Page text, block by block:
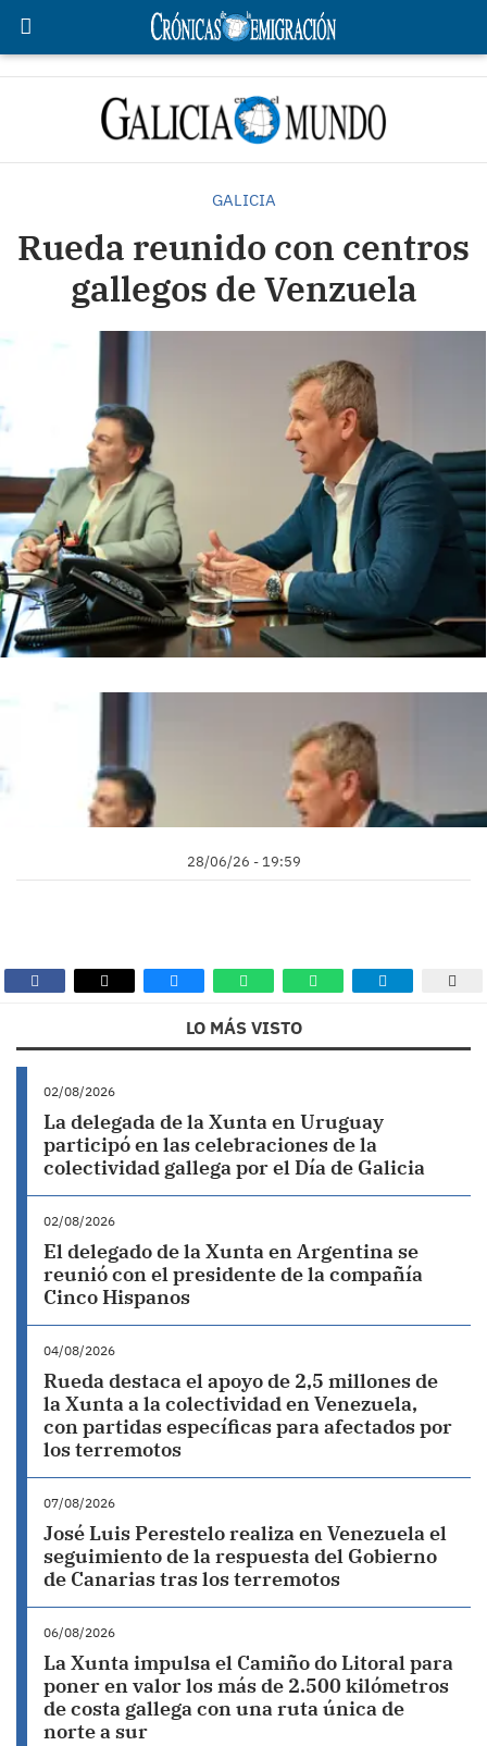
GALICIA
Rueda reunido con centros
gallegos de Venzuela
28/06/26 - 19:59
LO MÁS VISTO
02/08/2026
La delegada de la Xunta en Uruguay
participó en las celebraciones de la
colectividad gallega por el Día de Galicia
02/08/2026
El delegado de la Xunta en Argentina se
reunió con el presidente de la compañía
Cinco Hispanos
04/08/2026
Rueda destaca el apoyo de 2,5 millones de
la Xunta a la colectividad en Venezuela,
con partidas específicas para afectados por
los terremotos
07/08/2026
José Luis Perestelo realiza en Venezuela el
seguimiento de la respuesta del Gobierno
de Canarias tras los terremotos
06/08/2026
La Xunta impulsa el Camiño do Litoral para
poner en valor los más de 2.500 kilómetros
de costa gallega con una ruta única de
norte a sur